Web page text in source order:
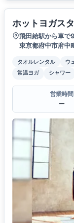
ホットヨガス
飛田給駅から車で
東京都府中市府中
タオルレンタル ウ
常温ヨガ
シャワー
営業時間
ー